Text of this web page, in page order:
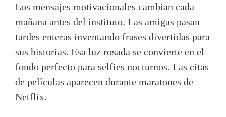
Los mensajes motivacionales cambian cada
mañana antes del instituto. Las amigas pasan
tardes enteras inventando frases divertidas para
sus historias. Esa luz rosada se convierte en el
fondo perfecto para selfies nocturnos. Las citas
de películas aparecen durante maratones de
Netflix.